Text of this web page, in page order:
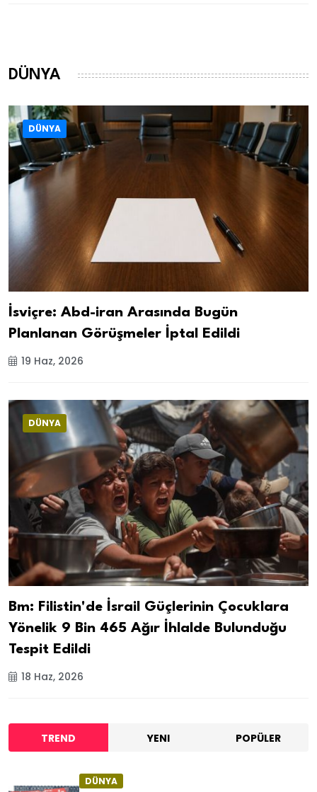
DÜNYA
DÜNYA
İsviçre: Abd-iran Arasında Bugün
Planlanan Görüşmeler İptal Edildi
19 Haz, 2026
DÜNYA
Bm: Filistin'de İsrail Güçlerinin Çocuklara
Yönelik 9 Bin 465 Ağır İhlalde Bulunduğu
Tespit Edildi
18 Haz, 2026
TREND YENI POPÜLER
DÜNYA